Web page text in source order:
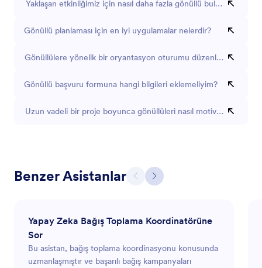
Yaklaşan etkinliğimiz için nasıl daha fazla gönüllü bulabilirim?
Gönüllü planlaması için en iyi uygulamalar nelerdir?
Gönüllülere yönelik bir oryantasyon oturumu düzenlememe
Gönüllü başvuru formuna hangi bilgileri eklemeliyim?
Uzun vadeli bir proje boyunca gönüllüleri nasıl motive ederim?
Benzer Asistanlar
Yapay Zeka Bağış Toplama Koordinatörüne
Sor
Bu asistan, bağış toplama koordinasyonu konusunda
uzmanlaşmıştır ve başarılı bağış kampanyaları